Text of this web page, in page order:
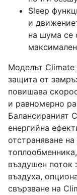
Sleep
и
на шума се
Моделът Climate
защита от
повишава
и равномерно
Балансираният
енергийна
отстраняване
въздушен поток
въздуха,
свързване на